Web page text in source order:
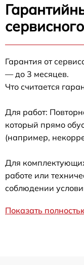
Гарантия от
— до 3 месяцев.
Что считается
Для работ:
который прямо
(например,
Для
работе или
соблюдении
Показать